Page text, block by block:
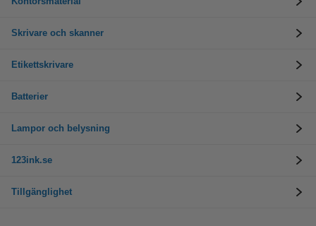
Skrivare och skanner
Etikettskrivare
Batterier
Lampor och belysning
123ink.se
Tillgänglighet